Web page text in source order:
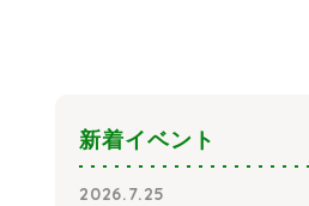
新着イベント
2026.7.25